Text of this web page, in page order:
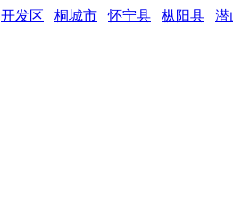
开发区 桐城市 怀宁县 枞阳县
潜